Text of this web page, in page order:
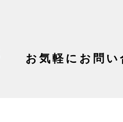
お気軽にお問